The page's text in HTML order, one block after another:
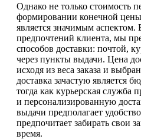
Однако не только стоимость
формировании конечной цены
является значимым аспектом.
предпочтений клиента, мы
способов доставки: почтой,
через пункты выдачи. Цена
исходя из веса заказа и
доставка зачастую является
тогда как курьерская служба
и персонализированную
выдачи предполагает
предпочитает забирать свои
время.